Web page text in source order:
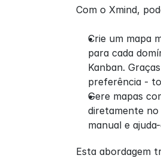
Com o Xmind,
Crie um mapa
para cada
Kanban.
preferência -
Gere mapas
diretamente
manual e
Esta abordagem